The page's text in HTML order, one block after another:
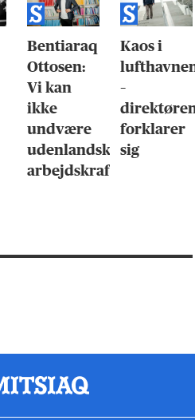
Bentiaraq
Ottosen:
Vi kan
ikke
undvære
udenlandsk
arbejdskraft
Kaos i
–
forklarer
sig